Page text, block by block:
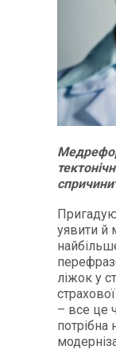
уявити й
ліжок у
– все це
потрібна